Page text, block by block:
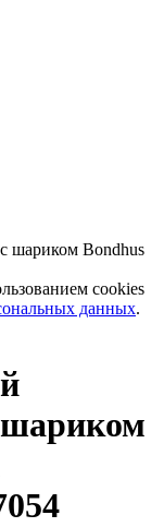
шариком Bondhus
cookies
данных.